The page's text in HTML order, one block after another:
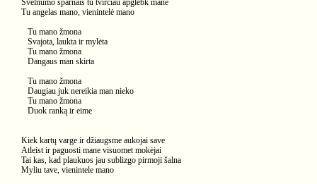
Švelnumo sparnais tu tvirčiau apglėbk mane
Tu angelas mano, vienintelė mano
Tu mano žmona
Svajota, laukta ir mylėta
Tu mano žmona
Dangaus man skirta
Tu mano žmona
Daugiau juk nereikia man nieko
Tu mano žmona
Duok ranką ir eime
Kiek kartų varge ir džiaugsme aukojai save
Atleist ir paguosti mane visuomet mokėjai
Tai kas, kad plaukuos jau sublizgo pirmoji šalna
Myliu tave, vienintele mano